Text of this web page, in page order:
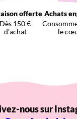
offerte
Dès 150 €
d’achat
Achats
le
nous sur